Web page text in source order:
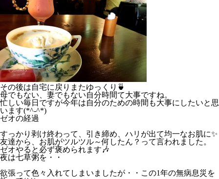
その後は自宅に戻りまたゆっくり🍵
母でもない、妻でもない自分時間て大事ですね。
忙しい毎日ですが今年は自分のための時間も大事にしたいと思
います(*^-^*)
ゼオの経過
すっかり剥け終わって、引き締め、ハリが出て均一なお肌に✨
友達から、お肌がツルツル～何したん？って言われました。
ゼオやると必ず褒められます🎶
夜は七草粥を・・
欲張って色々入れてしまいましたが・・この1年の無病息災を